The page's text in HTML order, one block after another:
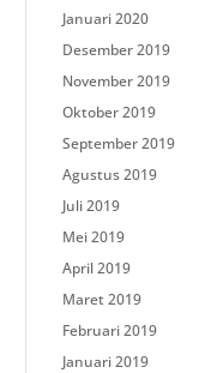
Januari 2020
Desember 2019
November 2019
Oktober 2019
September 2019
Agustus 2019
Juli 2019
Mei 2019
April 2019
Maret 2019
Februari 2019
Januari 2019